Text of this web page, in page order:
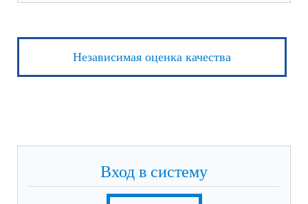
Независимая оценка качества
Вход в систему